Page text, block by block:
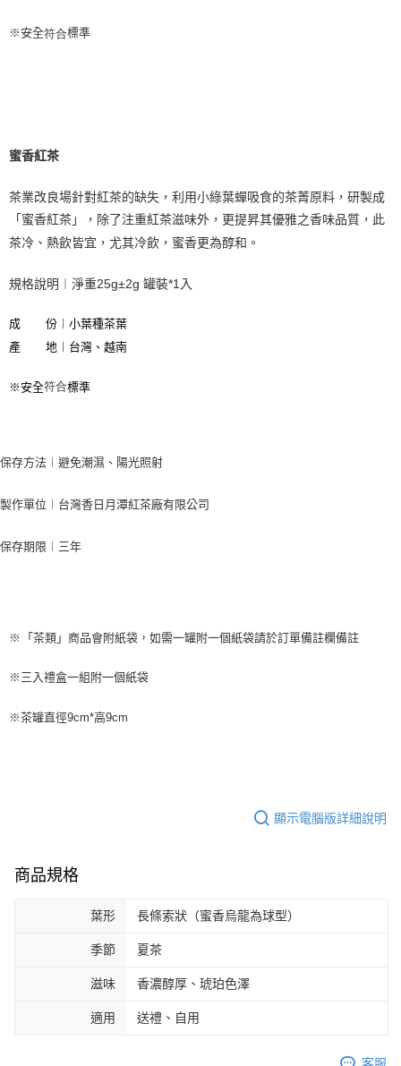
※ 安全符合標準
蜜香紅茶
茶業改良場針對紅茶的缺失，利用小綠葉蟬吸食的茶菁原料，研製成
「蜜香紅茶」，除了注重紅茶滋味外，更提昇其優雅之香味品質，此
茶冷、熱飲皆宜，尤其冷飲，蜜香更為醇和。
成       份︱小葉種茶葉
產       地︱台灣、越南
※安全符合標準
保存方法︱避免潮濕、陽光照射
製作單位︱台灣香日月潭紅茶廠有限公司
保存期限︱三年
※ 「茶類」商品會附紙袋，如需一罐附一個紙袋請於訂單備註欄備註
※三入禮盒一組附一個紙袋
※茶罐直徑9cm*高9cm
顯示電腦版詳細說明
商品規格
葉形 長條索狀（蜜香烏龍為球型）
季節 夏茶
滋味 香濃醇厚、琥珀色澤
適用 送禮、自用
客服